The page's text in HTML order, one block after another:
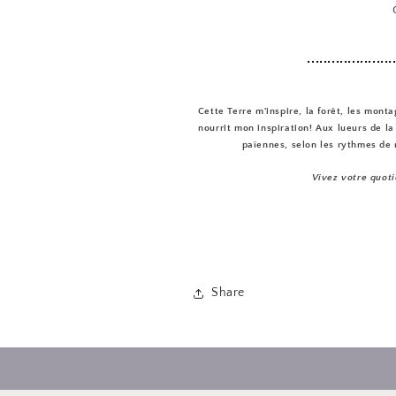
Cette Terre m'inspire, la forêt, les
nourrit mon inspiration! Aux lueurs de
païennes, selon les rythmes
Vivez votre
Share